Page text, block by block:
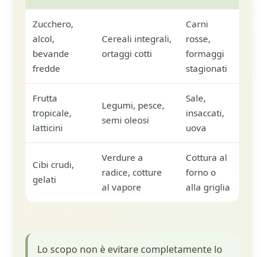
Zucchero,
alcol,
bevande
fredde
Cereali integrali,
ortaggi cotti
Carni
rosse,
formaggi
stagionati
Frutta
tropicale,
latticini
Legumi, pesce,
semi oleosi
Sale,
insaccati,
uova
Cibi crudi,
gelati
Verdure a
radice, cotture
al vapore
Cottura al
forno o
alla griglia
Lo scopo non è evitare completamente lo